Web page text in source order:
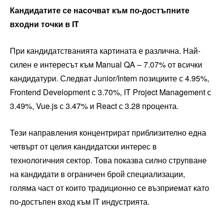
Кандидатите се насочват към по-достъпните
входни точки в IT
При кандидатстванията картината е различна. Най-
силен е интересът към Manual QA – 7.07% от всички
кандидатури. Следват Junior/Intern позициите с 4.95%,
Frontend Development с 3.70%, IT Project Management с
3.49%, Vue.js с 3.47% и React с 3.28 процента.
Тези направления концентрират приблизително една
четвърт от целия кандидатски интерес в
технологичния сектор. Това показва силно струпване
на кандидати в ограничен брой специализации,
голяма част от които традиционно се възприемат като
по-достъпен вход към IT индустрията.